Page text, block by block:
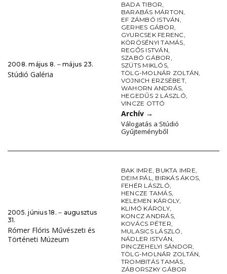
2008. május 8. ‒ május 23.
Stúdió Galéria
BADA TIBOR,
BARABÁS MÁRTON,
EF ZÁMBÓ ISTVÁN,
GERHES GÁBOR,
GYURCSEK FERENC,
KÖRÖSÉNYI TAMÁS,
REGŐS ISTVÁN,
SZABÓ GÁBOR,
SZÜTS MIKLÓS,
TÖLG-MOLNÁR ZOLTÁN,
VOJNICH ERZSÉBET,
WAHORN ANDRÁS,
HEGEDŰS 2 LÁSZLÓ,
VINCZE OTTÓ
Archív →
Válogatás a Stúdió
Gyűjteményből
2005. június 18. ‒ augusztus
31.
Rómer Flóris Művészeti és
Történeti Múzeum
BAK IMRE, BUKTA IMRE,
DEIM PÁL, BIRKÁS ÁKOS,
FEHÉR LÁSZLÓ,
HENCZE TAMÁS,
KELEMEN KÁROLY,
KLIMÓ KÁROLY,
KONCZ ANDRÁS,
KOVÁCS PÉTER,
MULASICS LÁSZLÓ,
NÁDLER ISTVÁN,
PINCZEHELYI SÁNDOR,
TÖLG-MOLNÁR ZOLTÁN,
TROMBITÁS TAMÁS,
ZÁBORSZKY GÁBOR